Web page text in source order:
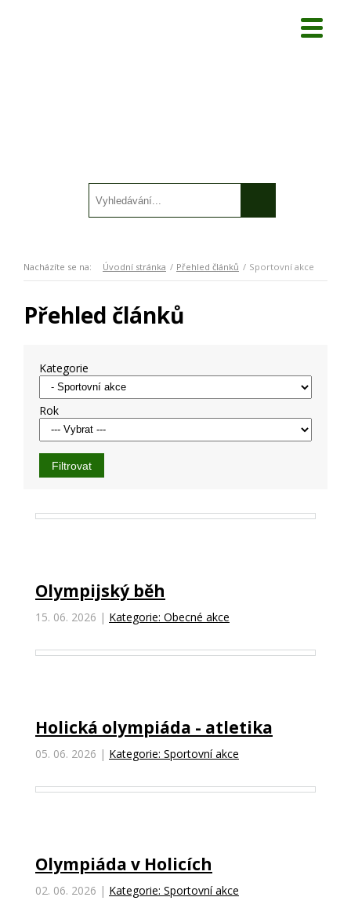
Nacházíte se na: Úvodní stránka Přehled článků Sportovní akce
Přehled článků
Kategorie
Rok
Olympijský běh
15. 06. 2026 | Kategorie: Obecné akce
Holická olympiáda - atletika
05. 06. 2026 | Kategorie: Sportovní akce
Olympiáda v Holicích
02. 06. 2026 | Kategorie: Sportovní akce